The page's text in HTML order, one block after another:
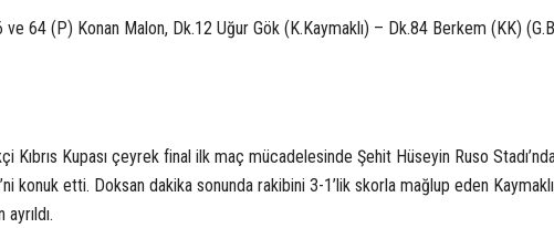
ve 64 (P) Konan Malon, Dk.12 Uğur Gök (K.Kaymaklı) – Dk.84 Berkem (KK)
Kıbrıs Kupası çeyrek final ilk maç mücadelesinde Şehit Hüseyin Ruso
konuk etti. Doksan dakika sonunda rakibini 3-1’lik skorla mağlup eden